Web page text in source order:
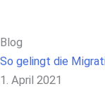
Blog
So gelingt die
1. April 2021